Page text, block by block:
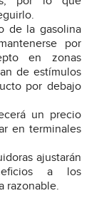
de la gasolina
por
en zonas
de estímulos
por debajo
un precio
en terminales
ajustarán
a los
razonable.